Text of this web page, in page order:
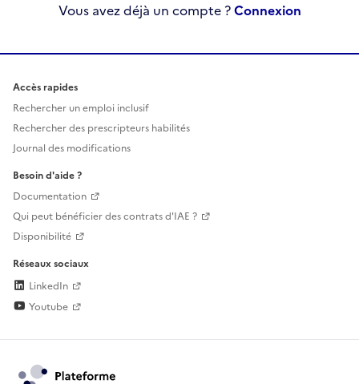
Vous avez déjà un compte ?Connexion
Accès rapides
Rechercher un emploi inclusif
Rechercher des prescripteurs habilités
Journal des modifications
Besoin d'aide ?
Documentation
Qui peut bénéficier des contrats d'IAE ?
Disponibilité
Réseaux sociaux
LinkedIn
Youtube